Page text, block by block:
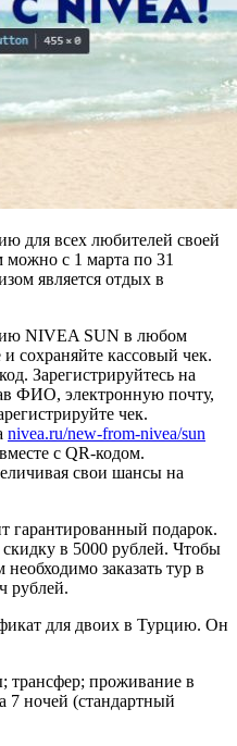
для всех любителей своей
можно с 1 марта по 31
является отдых в
NIVEA SUN в любом
сохраняйте кассовый чек.
Зарегистрируйтесь на
ФИО, электронную почту,
чек.
nivea.ru/new-from-nivea/sun
с QR-кодом.
свои шансы на
гарантированный подарок.
в 5000 рублей. Чтобы
заказать тур в
рублей.
для двоих в Турцию. Он
трансфер; проживание в
7 ночей (стандартный